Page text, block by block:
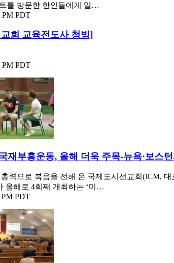
를 방문한 한인들에게 일…
PM PDT
회 교육전도사 청빙]
PM PDT
재부흥운동, 올해 더욱 주목-뉴욕·보스
력으로 복음을 전해 온 국제도시선교회(ICM,
올해로 4회째 개최하는 ‘미…
PM PDT